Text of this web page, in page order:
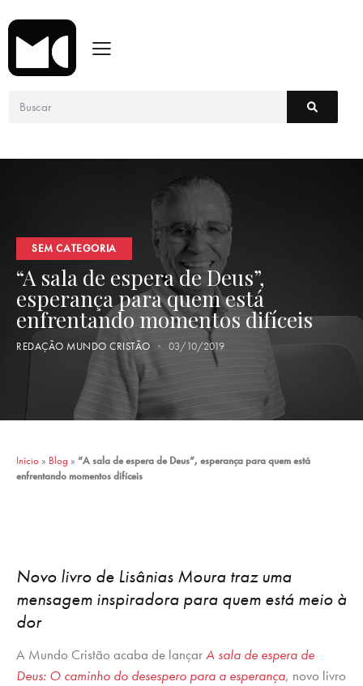
SEM CATEGORIA
“A sala de espera de Deus”,
esperança para quem está
enfrentando momentos difíceis
REDAÇÃO MUNDO CRISTÃO 03/10/2019
Início » Blog » “A sala de espera de Deus”, esperança para quem está
enfrentando momentos difíceis
Novo livro de Lisânias Moura traz uma
mensagem inspiradora para quem está meio à
dor
A Mundo Cristão acaba de lançarA sala de espera de
Deus: O caminho do desespero para a esperança, novo livro